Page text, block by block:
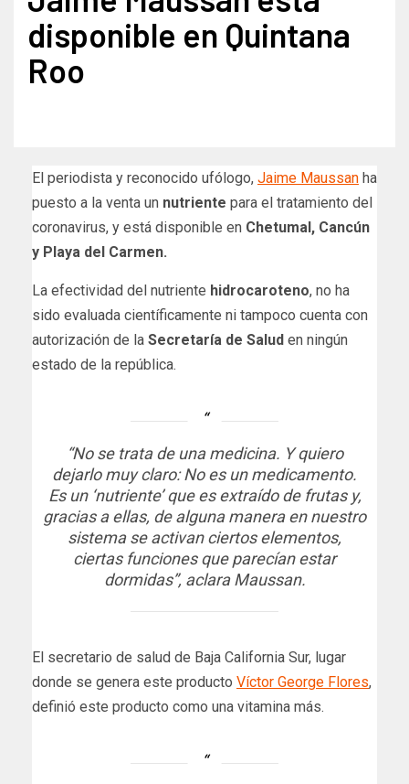
disponible en Quintana
Roo
El periodista y reconocido ufólogo, Jaime Maussan ha
puesto a la venta un nutriente para el tratamiento del
coronavirus, y está disponible en Chetumal, Cancún
y Playa del Carmen.
La efectividad del nutriente hidrocaroteno, no ha
sido evaluada científicamente ni tampoco cuenta con
autorización de la Secretaría de Salud en ningún
estado de la república.
“No se trata de una medicina. Y quiero
dejarlo muy claro: No es un medicamento.
Es un ‘nutriente’ que es extraído de frutas y,
gracias a ellas, de alguna manera en nuestro
sistema se activan ciertos elementos,
ciertas funciones que parecían estar
dormidas”, aclara Maussan.
El secretario de salud de Baja California Sur, lugar
donde se genera este producto Víctor George Flores,
definió este producto como una vitamina más.